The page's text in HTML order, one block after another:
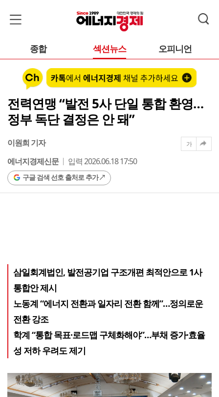
종합 섹션뉴스 오피니언
전력연맹 “발전 5사 단일 통합 환영…
정부 독단 결정은 안 돼”
이원희 기자
에너지경제신문
입력 2026.06.18 17:50
구글 검색 선호 출처로 추가
가
삼일회계법인, 발전공기업 구조개편 최적안으로 1사
통합안 제시
노동계 “에너지 전환과 일자리 전환 함께”…정의로운
전환 강조
학계 “통합 목표·로드맵 구체화해야”…부채 증가·효율
성 저하 우려도 제기